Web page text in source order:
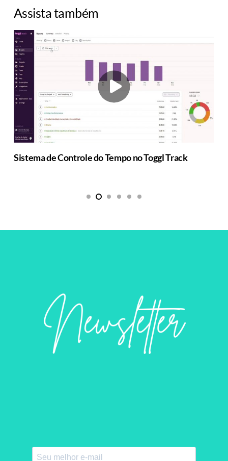
Assista também
Canva: ferramenta on-line gratuita de design gráfico